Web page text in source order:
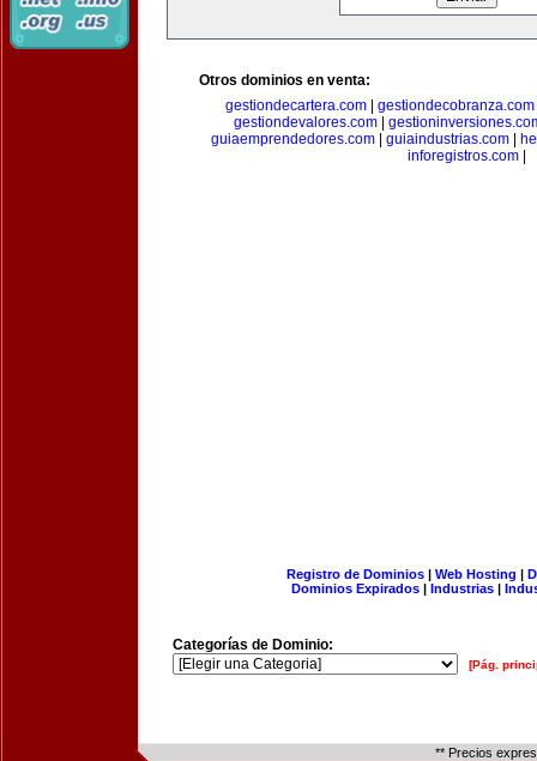
Otros dominios en venta:
gestiondecartera.com| gestiondecobranza.com
gestiondevalores.com|
guiaemprendedores.com
guiaindustrias.com
inforegistros.com|
Registro de Dominios| Web Hosting |
Dominios Expirados | Industrias |
Categorías de Dominio:
[Pág.
** Precios